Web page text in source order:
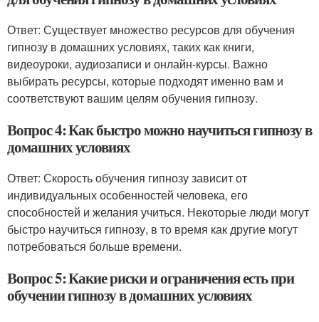
Ответ: Существует множество ресурсов для обучения
гипнозу в домашних условиях, таких как книги,
видеоуроки, аудиозаписи и онлайн-курсы. Важно
выбирать ресурсы, которые подходят именно вам и
соответствуют вашим целям обучения гипнозу.
Вопрос 4: Как быстро можно научиться гипнозу в
домашних условиях
Ответ: Скорость обучения гипнозу зависит от
индивидуальных особенностей человека, его
способностей и желания учиться. Некоторые люди могут
быстро научиться гипнозу, в то время как другие могут
потребоваться больше времени.
Вопрос 5: Какие риски и ограничения есть при
обучении гипнозу в домашних условиях